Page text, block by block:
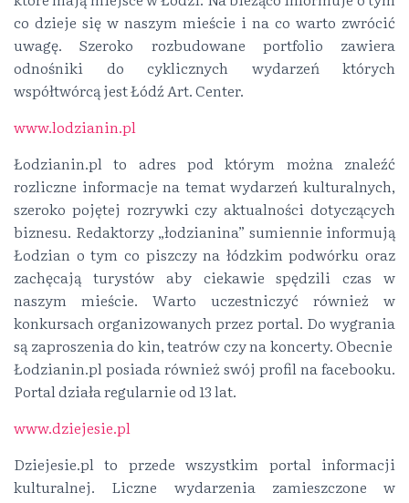
co dzieje się w naszym mieście i na co warto zwrócić
uwagę. Szeroko rozbudowane portfolio zawiera
odnośniki do cyklicznych wydarzeń których
współtwórcą jest Łódź Art. Center.
www.lodzianin.pl
Łodzianin.pl to adres pod którym można znaleźć
rozliczne informacje na temat wydarzeń kulturalnych,
szeroko pojętej rozrywki czy aktualności dotyczących
biznesu. Redaktorzy „łodzianina” sumiennie informują
Łodzian o tym co piszczy na łódzkim podwórku oraz
zachęcają turystów aby ciekawie spędzili czas w
naszym mieście. Warto uczestniczyć również w
konkursach organizowanych przez portal. Do wygrania
są zaproszenia do kin, teatrów czy na koncerty. Obecnie
Łodzianin.pl posiada również swój profil na facebooku.
Portal działa regularnie od 13 lat.
www.dziejesie.pl
Dziejesie.pl to przede wszystkim portal informacji
kulturalnej. Liczne wydarzenia zamieszczone w